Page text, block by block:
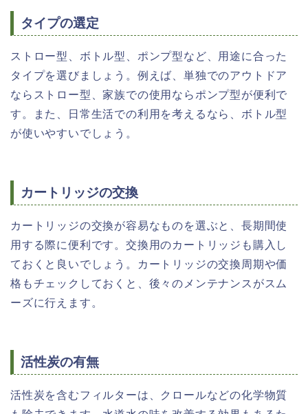
タイプの選定
ストロー型、ボトル型、ポンプ型など、用途に合った
タイプを選びましょう。例えば、単独でのアウトドア
ならストロー型、家族での使用ならポンプ型が便利で
す。また、日常生活での利用を考えるなら、ボトル型
が使いやすいでしょう。
カートリッジの交換
カートリッジの交換が容易なものを選ぶと、長期間使
用する際に便利です。交換用のカートリッジも購入し
ておくと良いでしょう。カートリッジの交換周期や価
格もチェックしておくと、後々のメンテナンスがスム
ーズに行えます。
活性炭の有無
活性炭を含むフィルターは、クロールなどの化学物質